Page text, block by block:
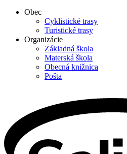
Obec
Cyklistické trasy
Turistické trasy
Organizácie
Základná škola
Materská škola
Obecná knižnica
Pošta